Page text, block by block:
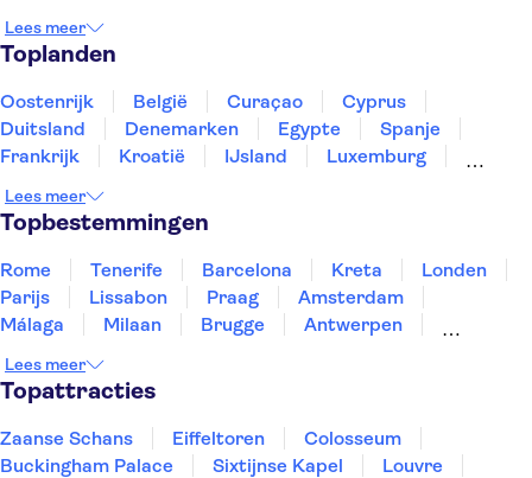
Lees meer
Toplanden
Oostenrijk België Curaçao
Cyprus
Duitsland
Denemarken Egypte
Spanje
Frankrijk
Kroatië IJsland
Luxemburg
Slovenië
Thailand
Lees meer
Topbestemmingen
Rome Tenerife Barcelona Kreta
Londen
Parijs
Lissabon Praag
Amsterdam
Málaga
Milaan Brugge
Antwerpen
Eindhoven
Lees meer
Topattracties
Zaanse Schans Eiffeltoren
Colosseum
Buckingham Palace
Sixtijnse Kapel
Louvre